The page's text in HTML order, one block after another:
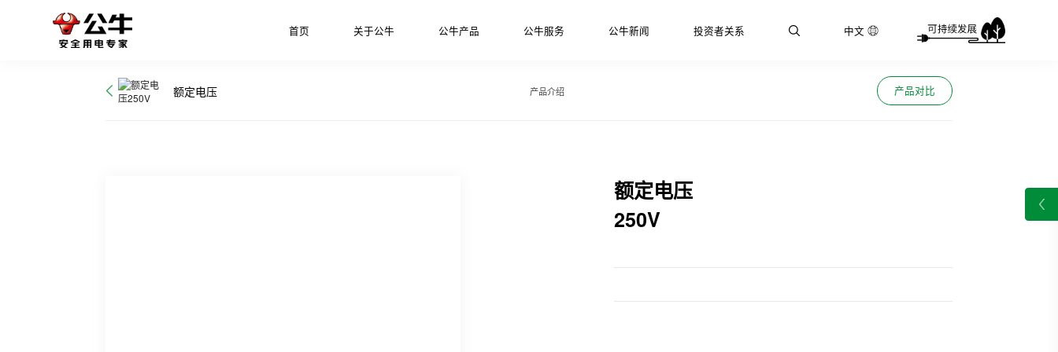
首页 关于公牛 公牛产品 公牛服务 公牛新闻 投资者关系 中文
额定电压 产品介绍 产品对比
额定电压
250V